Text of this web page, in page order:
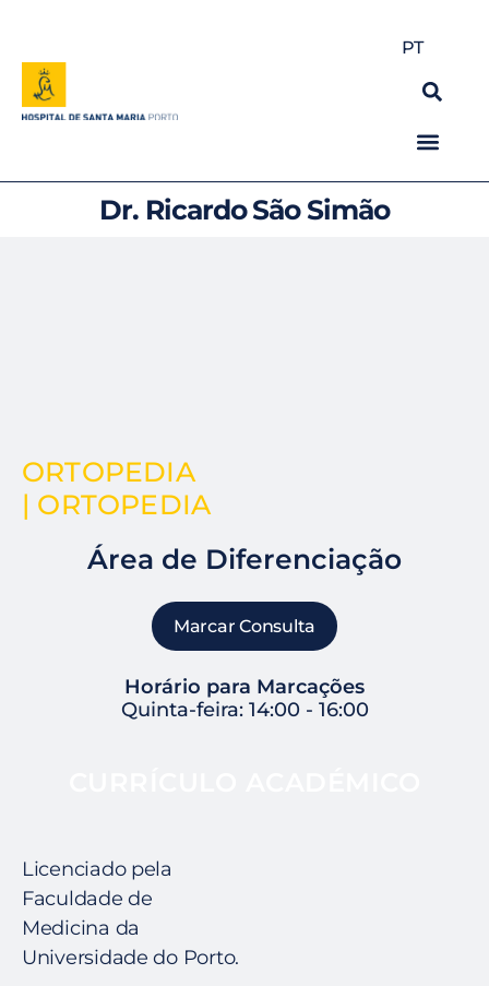
PT
Dr. Ricardo São Simão
ORTOPEDIA
| ORTOPEDIA
Área de Diferenciação
Marcar Consulta
Horário para Marcações
Quinta-feira: 14:00 - 16:00
Licenciado pela
Faculdade de
Medicina da
Universidade do Porto.